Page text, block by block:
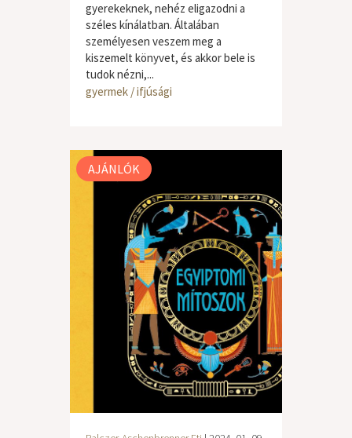
gyerekeknek, nehéz eligazodni a
széles kínálatban. Általában
személyesen veszem meg a
kiszemelt könyvet, és akkor bele is
tudok nézni,...
gyermek / ifjúsági
AJÁNLÓK